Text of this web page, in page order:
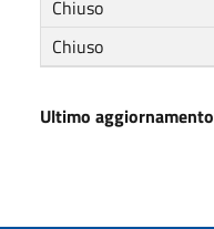
Chiuso
Chiuso
Ultimo aggiornamento